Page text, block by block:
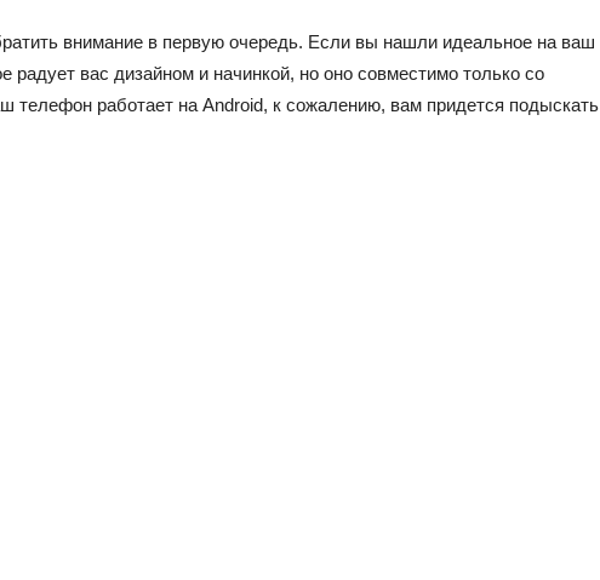
внимание в первую очередь. Если вы нашли идеальное на ваш
радует вас дизайном и начинкой, но оно совместимо только со
телефон работает на Android, к сожалению, вам придется подыскать